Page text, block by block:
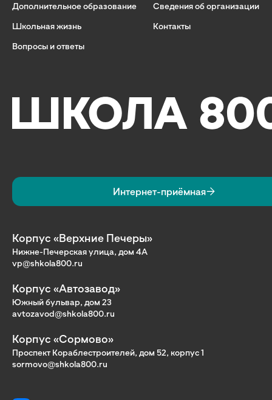
Дополнительное образование
Школьная жизнь
Вопросы и ответы
Сведения об организации
Контакты
Интернет-приёмная
Корпус «Верхние Печеры»
Нижне-Печерская улица, дом 4А
vp@shkola800.ru
Корпус «Автозавод»
Южный бульвар, дом 23
avtozavod@shkola800.ru
Корпус «Сормово»
Проспект Кораблестроителей, дом 52, корпус 1
sormovo@shkola800.ru